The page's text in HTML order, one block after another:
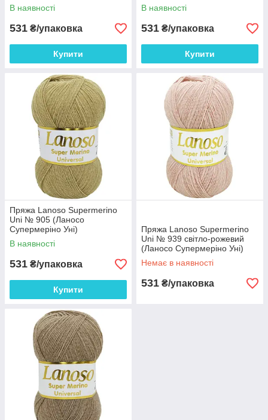
В наявності
531 ₴/упаковка
Купити
В наявності
531 ₴/упаковка
Купити
Пряжа Lanoso Supermerino
Uni № 905 (Ланосо
Супермеріно Уні)
В наявності
531 ₴/упаковка
Купити
Пряжа Lanoso Supermerino
Uni № 939 світло-рожевий
(Ланосо Супермеріно Уні)
Немає в наявності
531 ₴/упаковка